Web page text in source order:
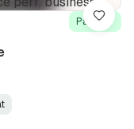
På lager
Lagre